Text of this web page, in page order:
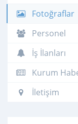
Fotoğraflar
Personel
İş İlanları
Kurum
İletişim